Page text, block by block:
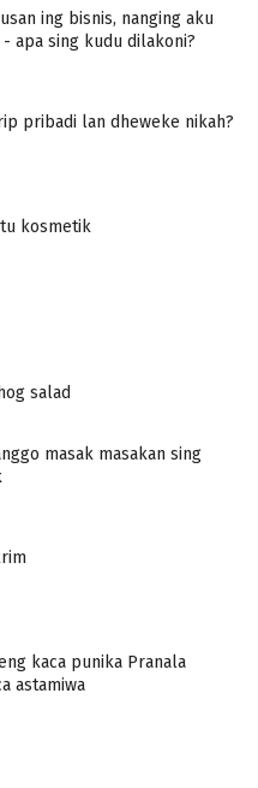
ing bisnis, nanging aku
apa sing kudu dilakoni?
pribadi lan dheweke nikah?
kosmetik
salad
masak masakan sing
kaca punika Pranala
astamiwa